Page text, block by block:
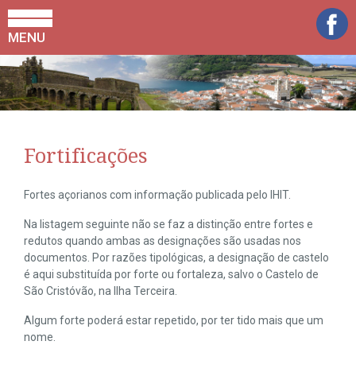
MENU
Fortificações
Fortes açorianos com informação publicada pelo IHIT.
Na listagem seguinte não se faz a distinção entre fortes e
redutos quando ambas as designações são usadas nos
documentos. Por razões tipológicas, a designação de castelo
é aqui substituída por forte ou fortaleza, salvo o Castelo de
São Cristóvão, na Ilha Terceira.
Algum forte poderá estar repetido, por ter tido mais que um
nome.